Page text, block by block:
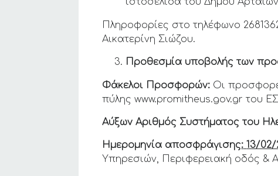
Πληροφορίες στο τηλέφωνο
Αικατερίνη Σιώζου.
Προθεσμία υποβολής των
Φάκελοι Προσφορών: Οι
πύλης www.promitheus.gov.gr του
Αύξων Αριθμός Συστήματος του
Ημερομηνία αποσφράγισης: 13/02/
Υπηρεσιών, Περιφερειακή οδός &